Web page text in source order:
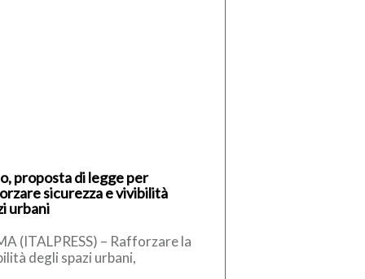
proposta di legge per
sicurezza e vivibilità
urbani
(ITALPRESS) – Rafforzare la
degli spazi urbani,